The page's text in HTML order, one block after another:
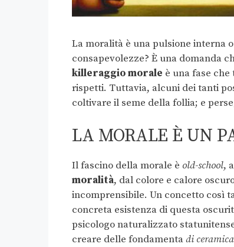
La moralità è una pulsione interna
consapevolezze? È una domanda
killeraggio morale è una fase
rispetti. Tuttavia, alcuni dei tanti
coltivare il seme della follia; e
LA MORALE È UN
Il fascino della morale è old-school,
moralità, dal colore e calore
incomprensibile. Un concetto così
concreta esistenza di questa
psicologo naturalizzato
creare delle fondamentadi ceramica